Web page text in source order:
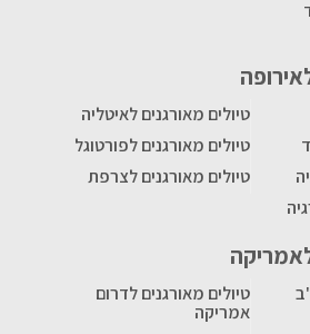
טיולים מאורגנים לאיטליה
טיולים מאורגנים לפורטוגל
טיולים מאורגנים לצרפת
טיולים מאורגנים לדרום
אמריקה